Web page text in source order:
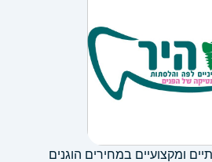
ומקצועיים במחירים הוגנים